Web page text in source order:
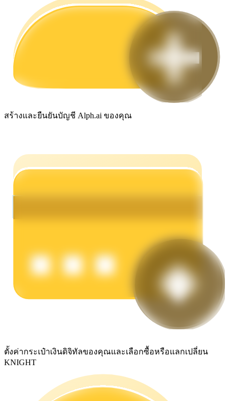
ได้รับ
สร้างและยืนยันบัญชี Alph.ai ของคุณ
ตั้งค่ากระเป๋าเงินดิจิทัลของคุณและเลือกซื้อหรือแลกเปลี่ยน
KNIGHT